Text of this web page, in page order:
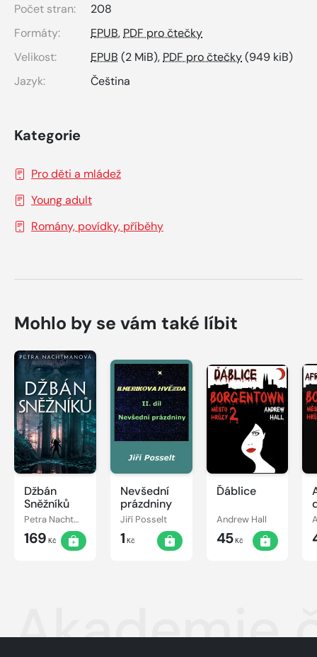
Počet stran:
208
Formáty:
EPUB, PDF pro čtečky
Velikost:
EPUB (2 MiB), PDF pro čtečky(949 kiB)
Jazyk:
Čeština
Kategorie
Pro děti a mládež
Young adult
Romány, povídky, příběhy
Mohlo by se vám také líbit
Džbán
Sněžníků
Petra Nachtmanová
169 Kč
Nevšední
prázdniny
Jiří Posselt
1 Kč
Ďáblice
Andrew Hall
45Kč
Akademie